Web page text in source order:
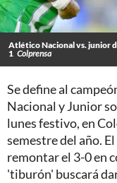
Atlético Nacional vs. junior
1 Colprensa
Se define al
Nacional y Junior
lunes festivo, en
semestre del año.
remontar el 3-0 en
'tiburón' buscará